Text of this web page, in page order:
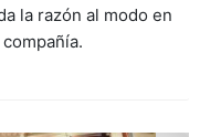
la razón al modo en